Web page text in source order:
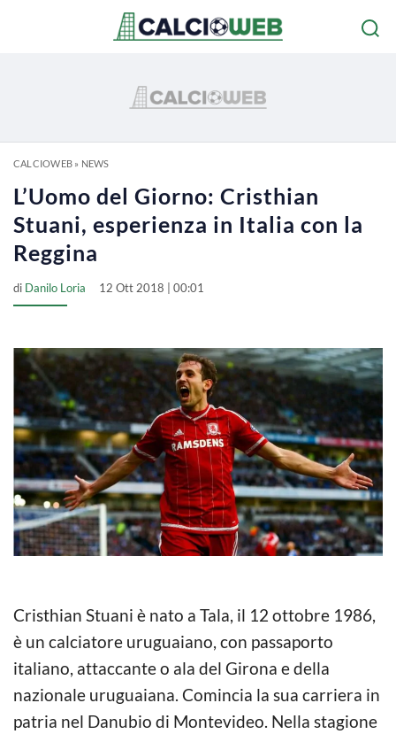
CALCIOWEB» NEWS
L’Uomo del Giorno: Cristhian
Stuani, esperienza in Italia con la
Reggina
di Danilo Loria 12 Ott 2018 | 00:01
Cristhian Stuani è nato a Tala, il 12 ottobre 1986,
è un calciatore uruguaiano, con passaporto
italiano, attaccante o ala del Girona e della
nazionale uruguaiana. Comincia la sua carriera in
patria nel Danubio di Montevideo. Nella stagione